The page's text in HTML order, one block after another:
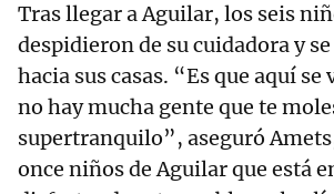
Tras llegar a Aguilar, los seis
despidieron de su cuidadora y
hacia sus casas. “Es que aquí
no hay mucha gente que te
supertranquilo”, aseguró
once niños de Aguilar que está